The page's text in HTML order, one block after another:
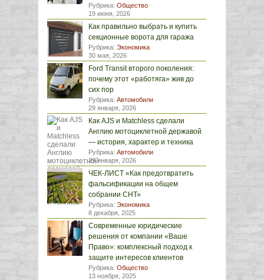
Рубрика: Общество
19 июня, 2026
Как правильно выбрать и купить
секционные ворота для гаража
Рубрика: Экономика
30 мая, 2026
Ford Transit второго поколения:
почему этот «работяга» жив до
сих пор
Рубрика: Автомобили
29 января, 2026
Как AJS и Matchless сделали
Англию мотоциклетной державой
— история, характер и техника
Рубрика: Автомобили
29 января, 2026
ЧЕК-ЛИСТ «Как предотвратить
фальсификации на общем
собрании СНТ»
Рубрика: Экономика
8 декабря, 2025
Современные юридические
решения от компании «Ваше
Право»: комплексный подход к
защите интересов клиентов
Рубрика: Общество
13 ноября, 2025